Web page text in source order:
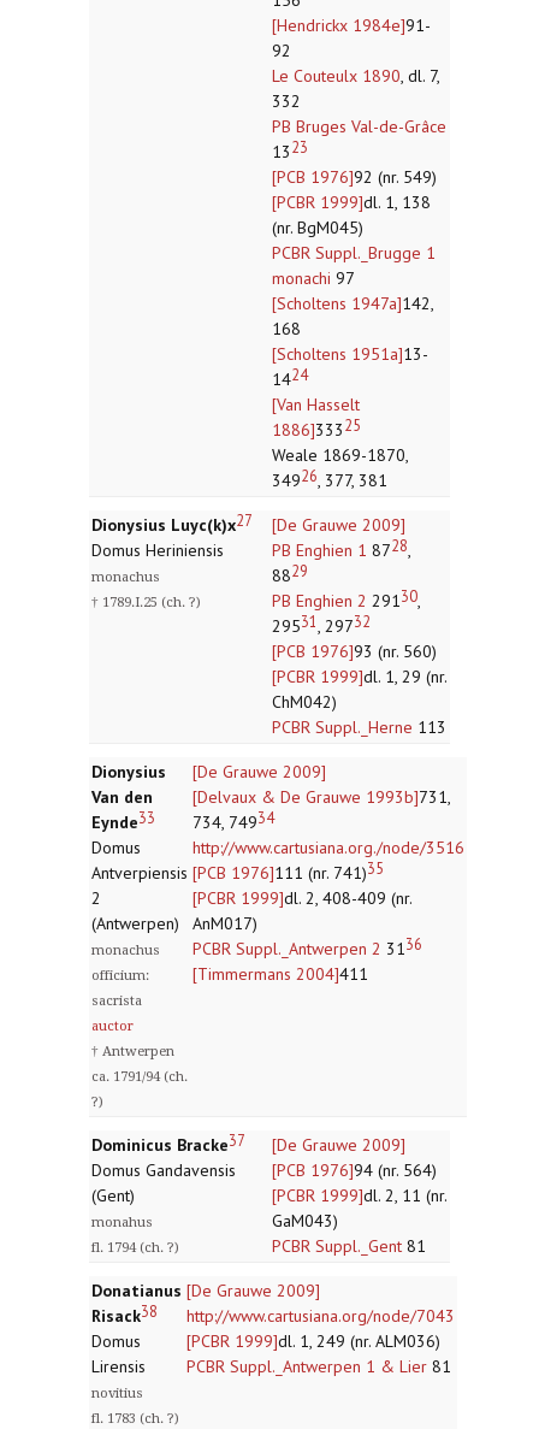
[Hendrickx 1984e]91-
92
Le Couteulx 1890, dl. 7,
332
PB Bruges Val-de-Grâce
1323
[PCB 1976]92 (nr. 549)
[PCBR 1999]dl. 1, 138
(nr. BgM045)
PCBR Suppl._Brugge 1
monachi 97
[Scholtens 1947a]142,
168
[Scholtens 1951a]13-
1424
[Van Hasselt
1886]33325
Weale 1869-1870,
34926, 377, 381
Dionysius Luyc(k)x27
Domus Heriniensis
monachus
† 1789.I.25 (ch. ?)
[De Grauwe 2009]
PB Enghien 1 8728,
8829
PB Enghien 2 29130,
29531, 29732
[PCB 1976]93 (nr. 560)
[PCBR 1999]dl. 1, 29 (nr.
ChM042)
PCBR Suppl._Herne 113
Dionysius
Van den
Eynde33
Domus
Antverpiensis
2
(Antwerpen)
monachus
officium:
sacrista
auctor
† Antwerpen
ca. 1791/94 (ch.
?)
[De Grauwe 2009]
[Delvaux & De Grauwe 1993b]731,
734, 74934
http://www.cartusiana.org./node/3516
[PCB 1976]111 (nr. 741)35
[PCBR 1999]dl. 2, 408-409 (nr.
AnM017)
PCBR Suppl._Antwerpen 2 3136
[Timmermans 2004]411
Dominicus Bracke37
Domus Gandavensis
(Gent)
monahus
fl. 1794 (ch. ?)
[De Grauwe 2009]
[PCB 1976]94 (nr. 564)
[PCBR 1999]dl. 2, 11 (nr.
GaM043)
PCBR Suppl._Gent 81
Donatianus
Risack38
Domus
Lirensis
novitius
fl. 1783 (ch. ?)
[De Grauwe 2009]
http://www.cartusiana.org/node/7043
[PCBR 1999]dl. 1, 249 (nr. ALM036)
PCBR Suppl._Antwerpen 1 & Lier 81